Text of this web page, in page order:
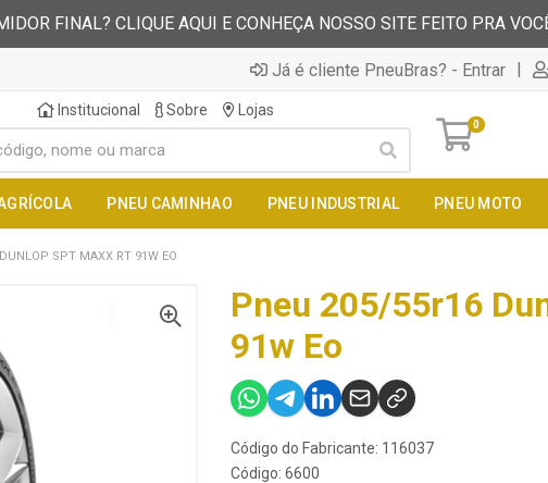
FINAL? CLIQUE AQUI E CONHEÇA NOSSO SITE FEITO PRA
Já é cliente PneuBras? - Entrar |
Institucional Sobre Lojas
0
PNEU CAMINHAO PNEU INDUSTRIAL PNEU MOTO
SPT MAXX RT 91W EO
Pneu 205/55r16
91w Eo
Código do Fabricante: 116037
Código: 6600